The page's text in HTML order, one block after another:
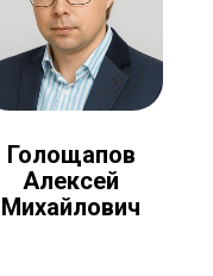
Голощапов
Алексей
Михайлович